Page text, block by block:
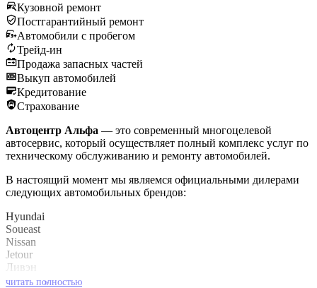
Кузовной ремонт
Постгарантийный ремонт
Автомобили с пробегом
Трейд-ин
Продажа запасных частей
Выкуп автомобилей
Кредитование
Страхование
Автоцентр Альфа — это современный многоцелевой
автосервис, который осуществляет полный комплекс услуг по
техническому обслуживанию и ремонту автомобилей.
В настоящий момент мы являемся официальными дилерами
следующих автомобильных брендов:
Hyundai
Soueast
Nissan
Jetour
Ливэн
Kaiyi
читать полностью
»